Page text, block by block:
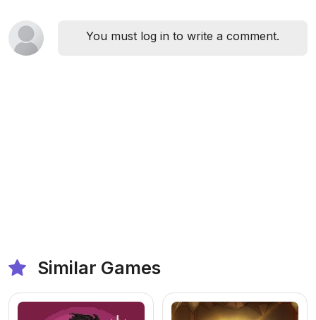
You must log in to write a comment.
Similar Games